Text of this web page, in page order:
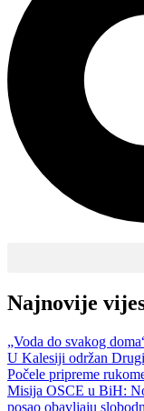
Najnovije
„Voda do svakog
U Kalesiji održan
Počele pripreme
Misija OSCE u BiH:
posao obavljaju